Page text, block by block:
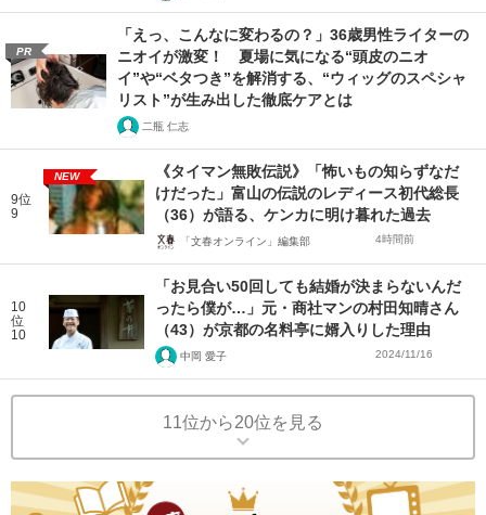
PR
「えっ、こんなに変わるの？」36歳男性ライターの
ニオイが激変！ 夏場に気になる“頭皮のニオ
イ”や“ベタつき”を解消する、“ウィッグのスペシャ
リスト”が生み出した徹底ケアとは
二瓶 仁志
9位
9
NEW
《タイマン無敗伝説》「怖いもの知らずなだ
けだった」富山の伝説のレディース初代総長
（36）が語る、ケンカに明け暮れた過去
「文春オンライン」編集部 4時間前
10
位
10
「お見合い50回しても結婚が決まらないんだ
ったら僕が…」元・商社マンの村田知晴さん
（43）が京都の名料亭に婿入りした理由
中岡 愛子 2024/11/16
11位から20位を見る